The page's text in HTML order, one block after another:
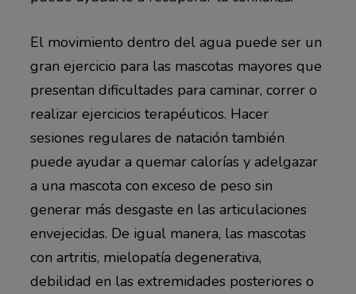
El movimiento dentro del agua puede ser un
gran ejercicio para las mascotas mayores que
presentan dificultades para caminar, correr o
realizar ejercicios terapéuticos. Hacer
sesiones regulares de natación también
puede ayudar a quemar calorías y adelgazar
a una mascota con exceso de peso sin
generar más desgaste en las articulaciones
envejecidas. De igual manera, las mascotas
con artritis, mielopatía degenerativa,
debilidad en las extremidades posteriores o